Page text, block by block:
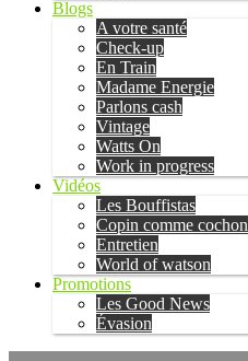
Blogs
A votre santé
Check-up
En Train
Madame Energie
Parlons cash
Vintage
Watts On
Work in progress
Vidéos
Les Bouffistas
Copin comme cochon
Entretien
World of watson
Promotions
Les Good News
Évasion